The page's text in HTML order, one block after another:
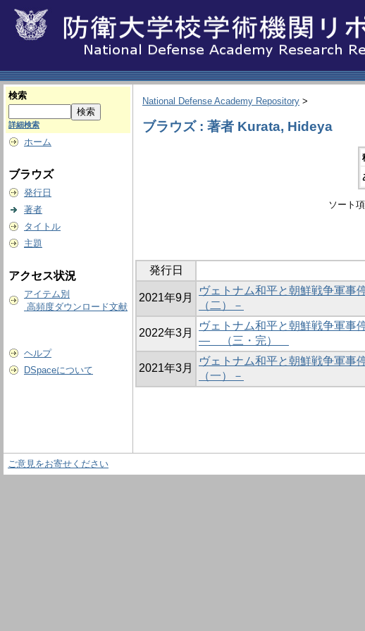
検索
詳細検索
ホーム
ブラウズ
発行日
著者
タイトル
主題
アクセス状況
アイテム別
高頻度ダウンロード文献
ヘルプ
DSpaceについて
National Defense Academy Repository >
ブラウズ : 著者 Kurata, Hideya
ソート
発行日
2021年9月
ヴェトナム和平と朝鮮戦争軍
（二）－
2022年3月
ヴェトナム和平と朝鮮戦争軍
― （三・完）
2021年3月
ヴェトナム和平と朝鮮戦争軍事
（一）－
ご意見をお寄せください